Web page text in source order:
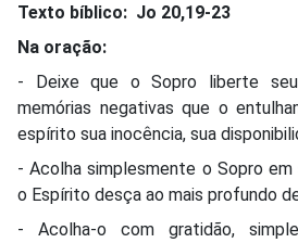
Texto bíblico: Jo 20,19-23
Na oração:
- Deixe que o Sopro liberte
memórias negativas que o
espírito sua inocência, sua
- Acolha simplesmente o Sopro em
o Espírito desça ao mais profundo
- Acolha-o com gratidão,